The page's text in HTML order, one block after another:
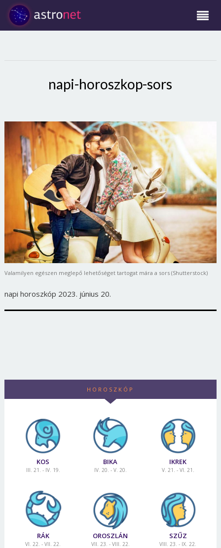
napi-horoszkop-sors
Valamilyen egészen meglepő lehetőséget tartogat mára a sors (Shutterstock)
napi horoszkóp 2023. június 20.
HOROSZKÓP
KOS
III. 21. - IV. 19.
BIKA
IV. 20. - V. 20.
IKREK
V. 21. - VI. 21.
RÁK
VI. 22. - VII. 22.
OROSZLÁN
VII. 23. - VIII. 22.
SZŰZ
VIII. 23. - IX. 22.